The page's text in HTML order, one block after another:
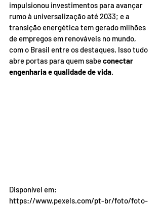
impulsionou investimentos para avançar
rumo à universalização até 2033; e a
transição energética tem gerado milhões
de empregos em renováveis no mundo,
com o Brasil entre os destaques. Isso tudo
abre portas para quem sabe conectar
engenharia e qualidade de vida.
Disponível em:
https://www.pexels.com/pt-br/foto/foto-